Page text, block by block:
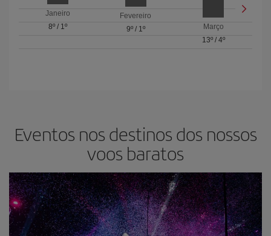
Janeiro
8º/ 1º
Fevereiro
9º/ 1º
Março
13º/ 4º
Eventos nos destinos dos nossos
voos baratos